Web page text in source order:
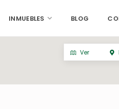
INMUEBLES BLOG
Ver